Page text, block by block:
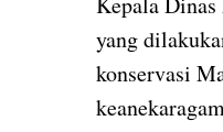
yang
konservasi